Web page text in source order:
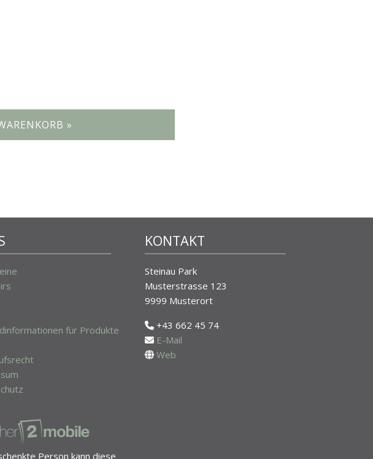
»
für Produkte
Person kann diese
KONTAKT
Steinau Park
Musterstrasse 123
9999 Musterort
+43 662 45 74
E-Mail
Web